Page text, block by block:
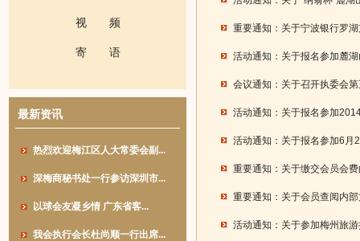
视 频
寄 语
最新资讯
热烈欢迎梅江区人大常委会副...
深梅商秘书处一行参访深圳市...
以球会友凝乡情 广东省客...
我会执行会长杜尚顺一行出席...
重要通知：关于宁波银行罗
活动通知：关于报名参加麓
会议通知：关于召开执委会
活动通知：关于报名参加
活动通知：关于报名参加6月
重要通知：关于缴交会员会
重要通知：关于会员查阅内
活动通知：关于参加梅州旅